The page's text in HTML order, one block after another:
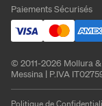
Paiements Sécurisés
© 2011-2026 Mollura &
Messina | P.IVA
Politique de